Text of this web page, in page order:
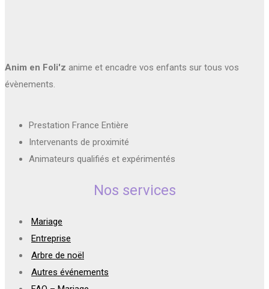
Anim en Foli'z anime et encadre vos enfants sur tous vos
évènements.
Prestation France Entière
Intervenants de proximité
Animateurs qualifiés et expérimentés
Nos services
Mariage
Entreprise
Arbre de noël
Autres événements